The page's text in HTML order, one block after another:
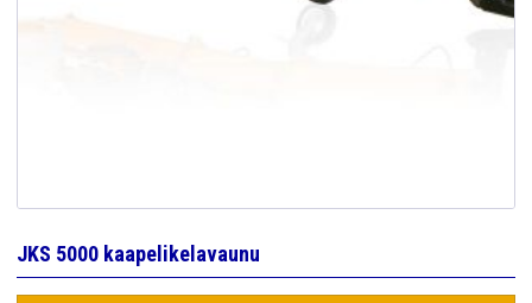
JKS 5000 kaapelikelavaunu